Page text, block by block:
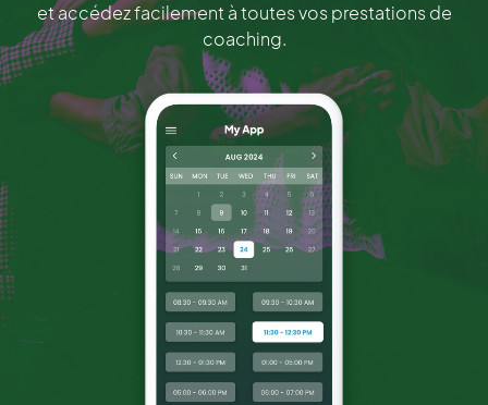
et accédez facilement à toutes vos prestations de
coaching.